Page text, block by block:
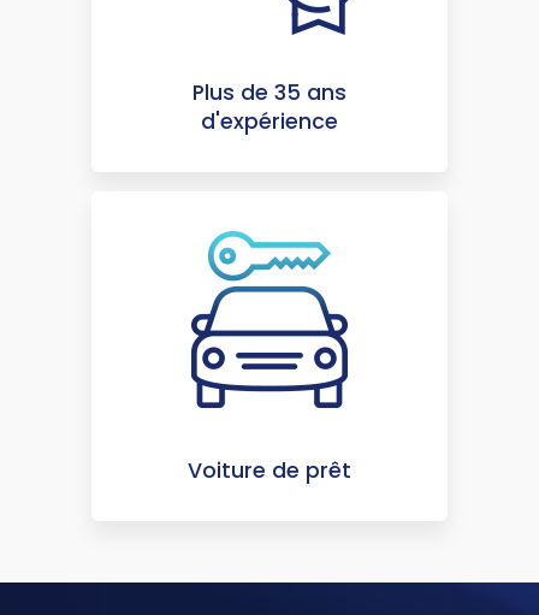
Plus de 35 ans
d'expérience
Voiture de prêt